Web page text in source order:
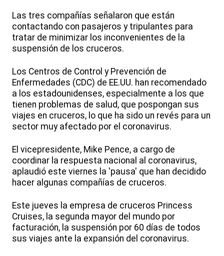
Las tres compañías señalaron que están
contactando con pasajeros y tripulantes para
tratar de minimizar los inconvenientes de la
suspensión de los cruceros.
Los Centros de Control y Prevención de
Enfermedades (CDC) de EE.UU. han recomendado
a los estadounidenses, especialmente a los que
tienen problemas de salud, que pospongan sus
viajes en cruceros, lo que ha sido un revés para un
sector muy afectado por el coronavirus.
El vicepresidente, Mike Pence, a cargo de
coordinar la respuesta nacional al coronavirus,
aplaudió este viernes la 'pausa' que han decidido
hacer algunas compañías de cruceros.
Este jueves la empresa de cruceros Princess
Cruises, la segunda mayor del mundo por
facturación, la suspensión por 60 días de todos
sus viajes ante la expansión del coronavirus.